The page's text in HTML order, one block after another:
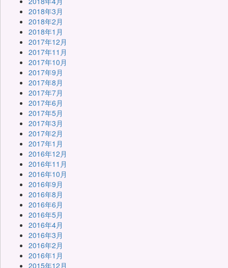
2018年3月
2018年2月
2018年1月
2017年12月
2017年11月
2017年10月
2017年9月
2017年8月
2017年7月
2017年6月
2017年5月
2017年3月
2017年2月
2017年1月
2016年12月
2016年11月
2016年10月
2016年9月
2016年8月
2016年6月
2016年5月
2016年4月
2016年3月
2016年2月
2016年1月
2015年12月